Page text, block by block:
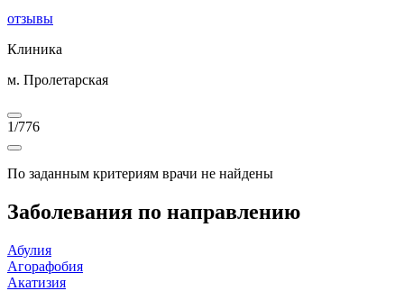
отзывы
Клиника
м. Пролетарская
1/776
По заданным критериям врачи не найдены
Заболевания по направлению
Абулия
Агорафобия
Акатизия